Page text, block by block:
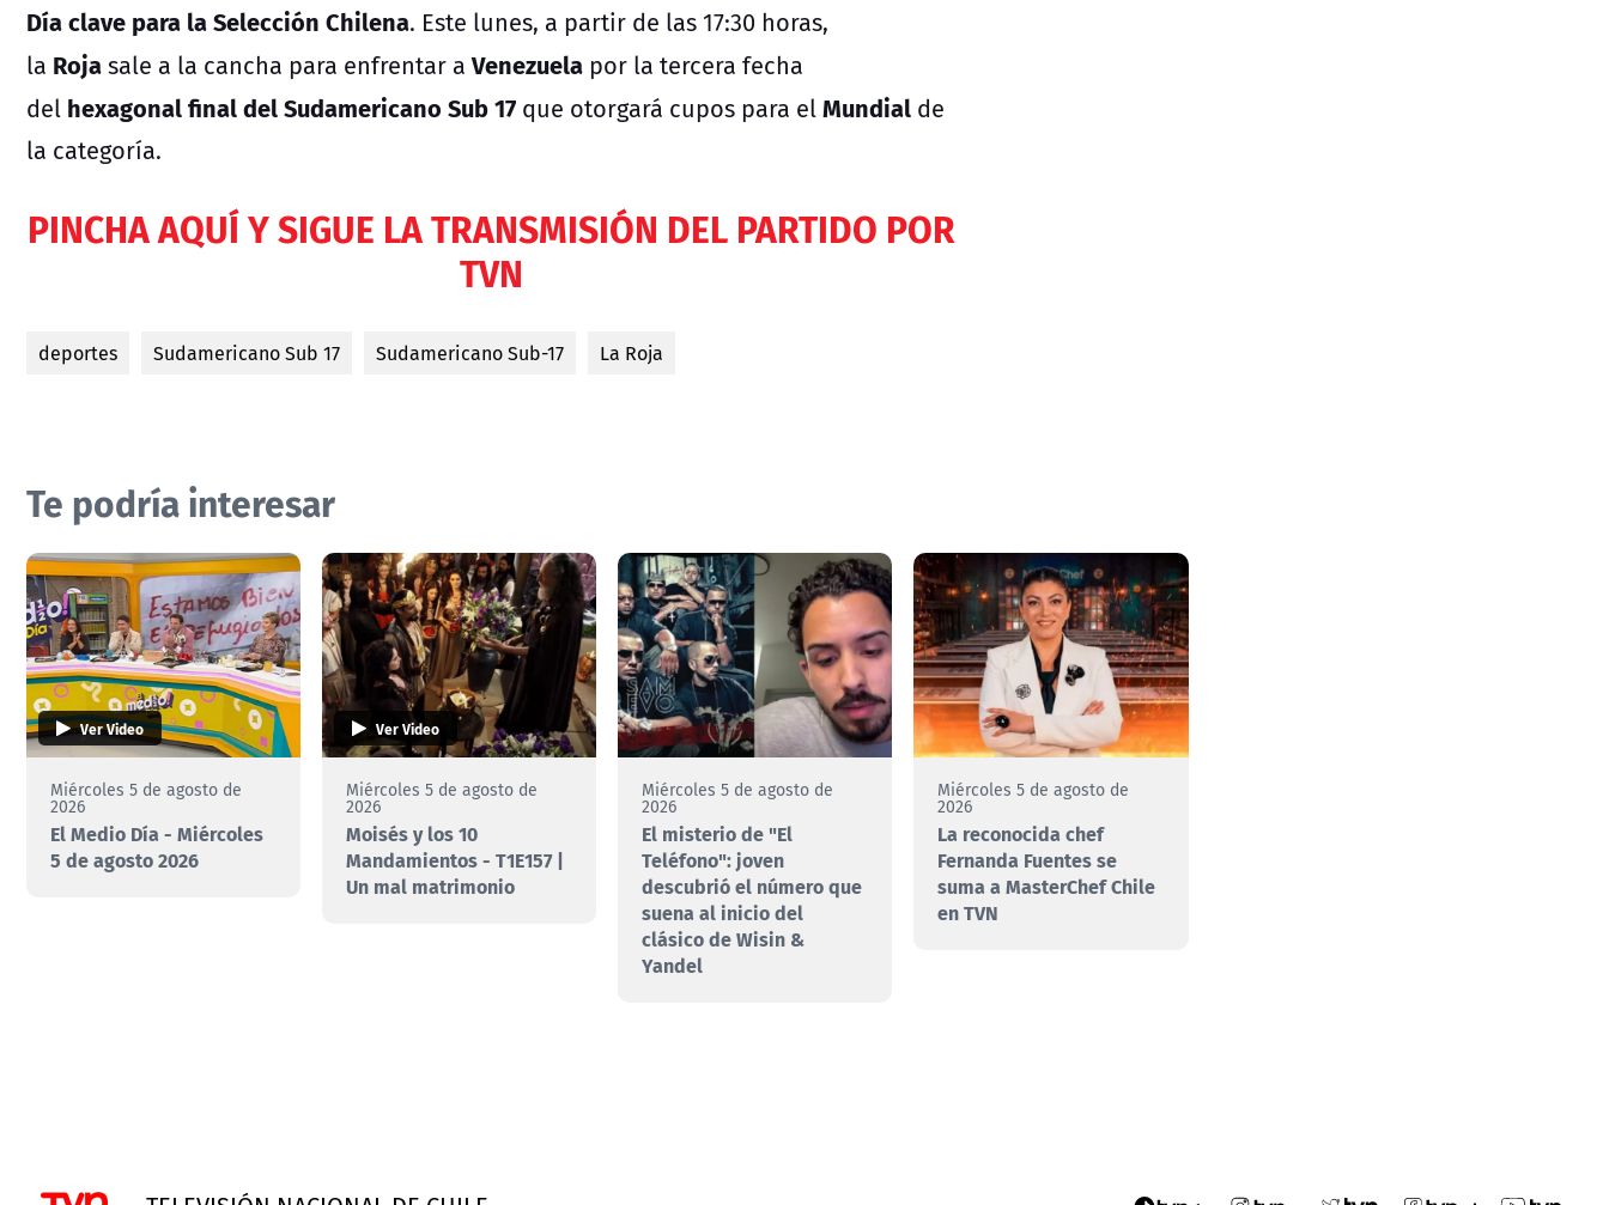
Día clave para la Selección Chilena. Este lunes, a partir de las 17:30 horas,
la Rojasale a la cancha para enfrentar aVenezuela por la tercera fecha
del hexagonal final del Sudamericano Sub 17 que otorgará cupos para elMundial de
la categoría.
PINCHA AQUÍ Y SIGUE LA TRANSMISIÓN DEL PARTIDO POR
TVN
deportes Sudamericano Sub 17 Sudamericano Sub-17 La Roja
Te podría interesar
Ver Video
Miércoles 5 de agosto de
2026
El Medio Día - Miércoles
5 de agosto 2026
Ver Video
Miércoles 5 de agosto de
2026
Moisés y los 10
Mandamientos - T1E157 |
Un mal matrimonio
Miércoles 5 de agosto de
2026
El misterio de "El
Teléfono": joven
descubrió el número que
suena al inicio del
clásico de Wisin &
Yandel
Miércoles 5 de agosto de
2026
La reconocida chef
Fernanda Fuentes se
suma a MasterChef Chile
en TVN